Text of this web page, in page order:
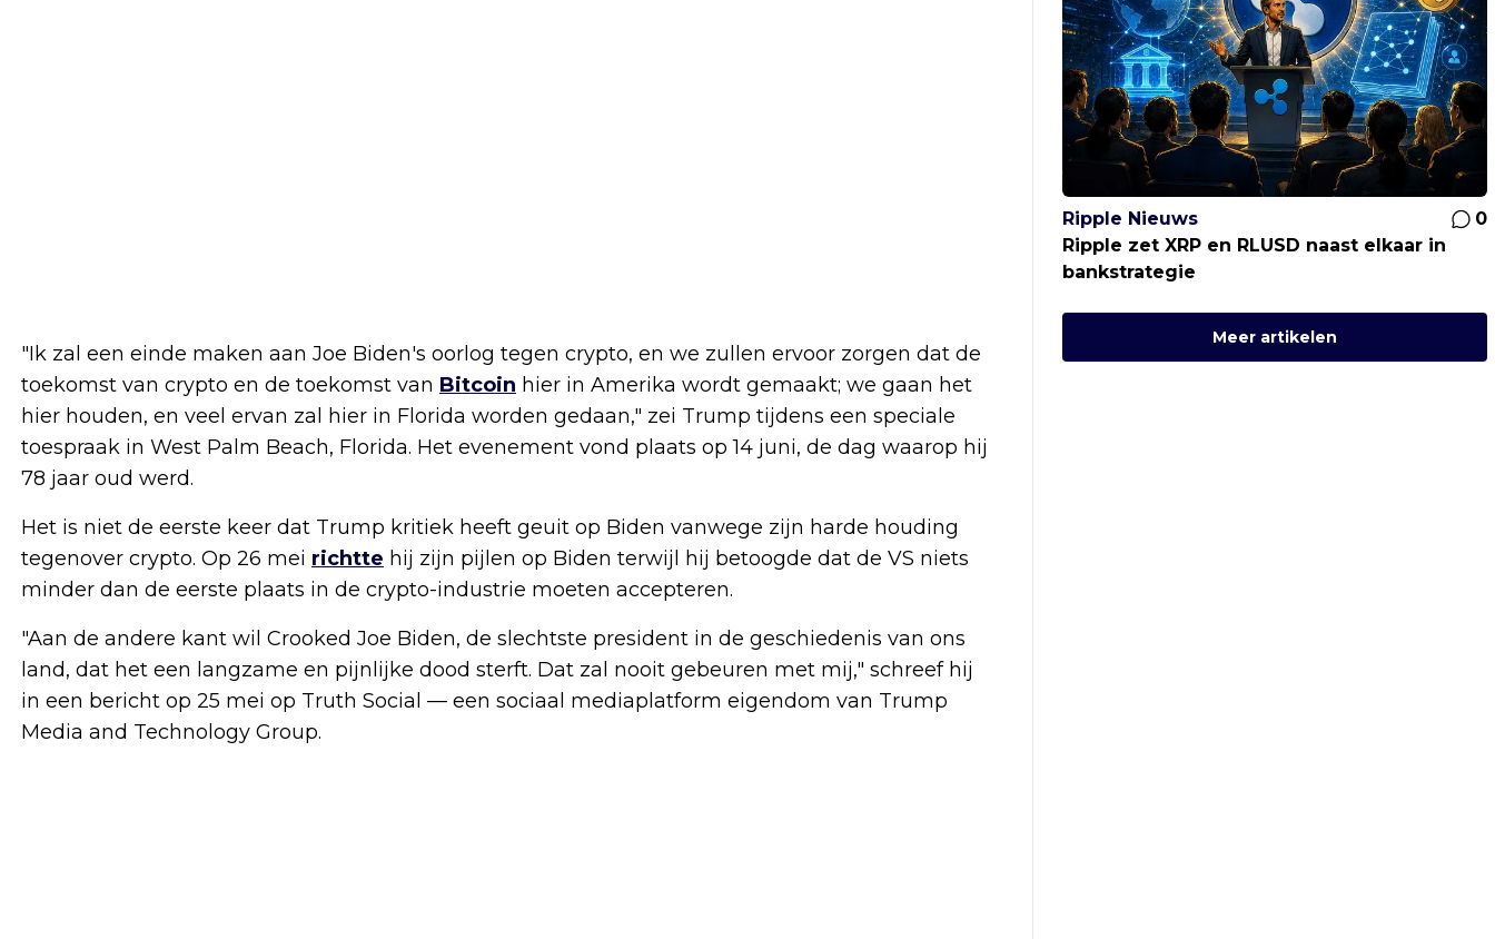
"Ik zal een einde maken aan Joe Biden's oorlog tegen crypto, en we zullen ervoor zorgen dat de
toekomst van crypto en de toekomst van Bitcoin hier in Amerika wordt gemaakt; we gaan het
hier houden, en veel ervan zal hier in Florida worden gedaan," zei Trump tijdens een speciale
toespraak in West Palm Beach, Florida. Het evenement vond plaats op 14 juni, de dag waarop hij
78 jaar oud werd.
Het is niet de eerste keer dat Trump kritiek heeft geuit op Biden vanwege zijn harde houding
tegenover crypto. Op 26 mei richtte hij zijn pijlen op Biden terwijl hij betoogde dat de VS niets
minder dan de eerste plaats in de crypto-industrie moeten accepteren.
"Aan de andere kant wil Crooked Joe Biden, de slechtste president in de geschiedenis van ons
land, dat het een langzame en pijnlijke dood sterft. Dat zal nooit gebeuren met mij," schreef hij
in een bericht op 25 mei op Truth Social — een sociaal mediaplatform eigendom van Trump
Media and Technology Group.
Ripple Nieuws
0
Ripple zet XRP en RLUSD naast elkaar in
bankstrategie
Meer artikelen